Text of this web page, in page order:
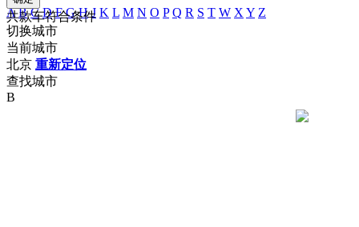
共款车符合条件
A B C D F G H J K L M N O P Q R S T W X Y Z
切换城市
当前城市
北京 重新定位
查找城市
B